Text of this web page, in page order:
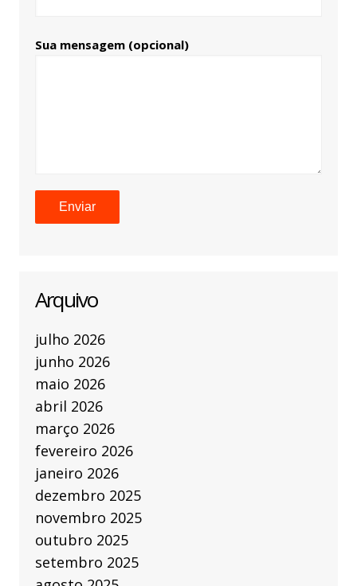
Sua mensagem (opcional)
Arquivo
julho 2026
junho 2026
maio 2026
abril 2026
março 2026
fevereiro 2026
janeiro 2026
dezembro 2025
novembro 2025
outubro 2025
setembro 2025